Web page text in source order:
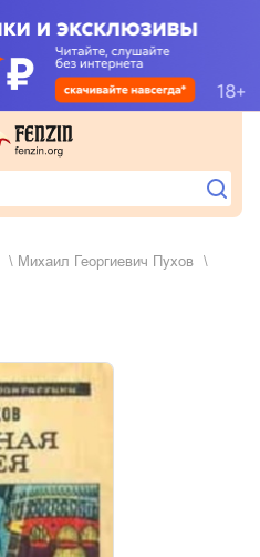
Михаил Георгиевич Пухов